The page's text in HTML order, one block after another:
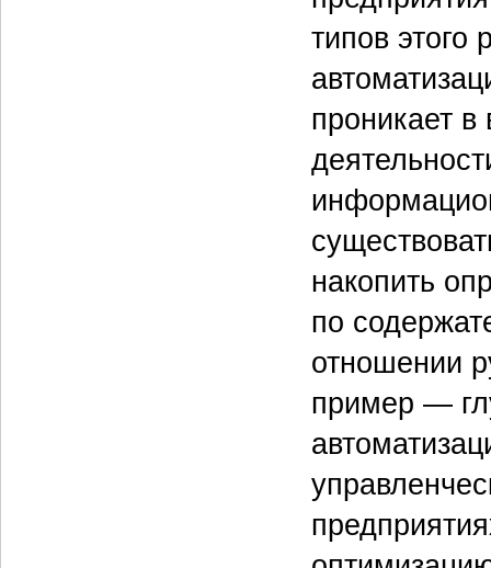
типов этого
проникает
накопить
по
отношении
пример —